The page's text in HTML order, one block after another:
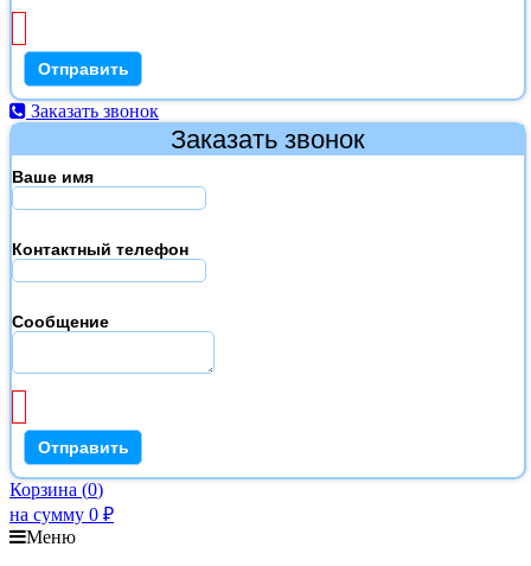
Заказать звонок
Заказать звонок
Ваше имя
Контактный телефон
Сообщение
Корзина (0)
на сумму 0 ₽
Меню